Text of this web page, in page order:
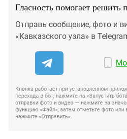
Гласность помогает решить
Отправь сообщение, фото и
«Кавказского узла» в
Кнопка работает при установленном
перехода в бот, нажмите на «Запустить
отправки фото и видео — нажмите на
функцию «Файл», затем отметьте фото или
нажмите «Отправить».